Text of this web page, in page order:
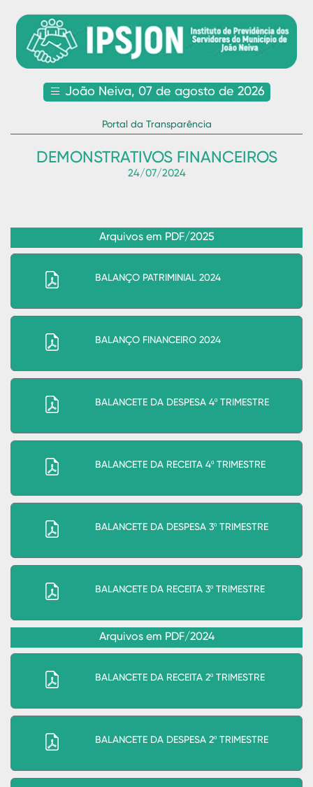
João Neiva, 07 de agosto de 2026
Portal da Transparência
DEMONSTRATIVOS FINANCEIROS
24/07/2024
Arquivos em PDF/2025
BALANÇO PATRIMINIAL 2024
BALANÇO FINANCEIRO 2024
BALANCETE DA DESPESA 4º TRIMESTRE
BALANCETE DA RECEITA 4º TRIMESTRE
BALANCETE DA DESPESA 3º TRIMESTRE
BALANCETE DA RECEITA 3º TRIMESTRE
Arquivos em PDF/2024
BALANCETE DA RECEITA 2º TRIMESTRE
BALANCETE DA DESPESA 2º TRIMESTRE